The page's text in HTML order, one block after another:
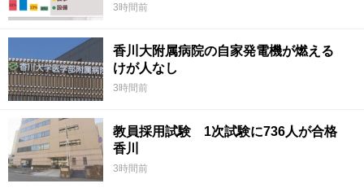
3時間前
香川大附属病院の自家発電機が燃える
けが人なし
3時間前
教員採用試験 1次試験に736人が合格
香川
3時間前